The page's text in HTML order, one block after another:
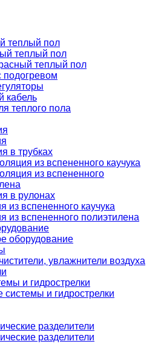
теплый пол
теплый пол
теплый пол
подогревом
кабель
теплого пола
в трубках
из вспененного каучука
из вспененного
в рулонах
из вспененного каучука
из вспененного полиэтилена
оборудование
увлажнители воздуха
и гидрострелки
системы и гидрострелки
разделители
разделители